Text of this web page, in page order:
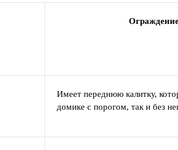
Имеет переднюю калитку,
домике с порогом, так и без